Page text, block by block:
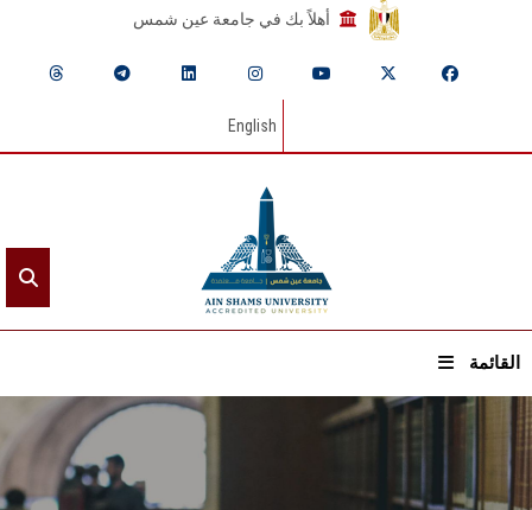
أهلاً بك في جامعة عين شمس
English
القائمة
الرئيسيـة
عن الجامعة